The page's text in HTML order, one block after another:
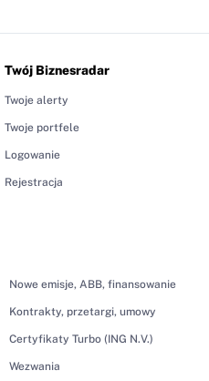
Nowe emisje, ABB, finansowanie
Kontrakty, przetargi, umowy
Certyfikaty Turbo (ING N.V.)
Wezwania
Twój Biznesradar
Twoje alerty
Twoje portfele
Logowanie
Rejestracja